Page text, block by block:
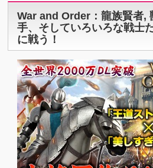
War and Order：龍族賢者,
手、そしていろいろな戦士
に戦う！